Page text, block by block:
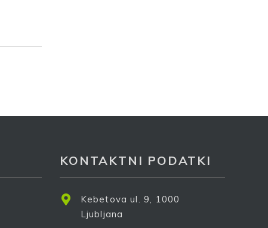
KONTAKTNI PODATKI
Kebetova ul. 9, 1000
Ljubljana